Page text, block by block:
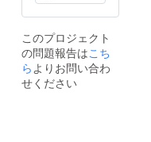
このプロジェクト
の問題報告はこち
ら よりお問い合わ
せください